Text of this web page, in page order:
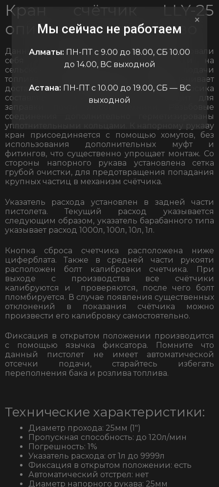
Кран счётчик LLY-25
описание и устройство
Данные пистолеты хорошо зарекомендовали
себя на строительных площадках, и на
сельскохозяйственных работах. Скорость подачи
топлива до 120 литров в минуту что обеспечивает
достаточно быструю заправку. Диаметр носика
составляет 25 миллиметров и подходит для
заправки почти любой техники. Резьбовые
соединения дополнительно герметизированы
уплотнительными кольцами. К напорному рукаву
кран присоединяется с помощью хомутов, без
использования дополнительных муфт и
фитингов, что существенно упрощает монтаж. Со
стороны напорного рукава установлена сетка
грубой очистки, для предотвращения попадания
крупных частиц в механизм счётчика.
Указатель расхода установлен в задней части
пистолета. Текущий расход указывается
следующим образом, указатель барабанного типа
указывает расход 1000л, 100л, 10л, 1л.
Кнопка сброса счетчика расположена ниже
циферблата. Также в средней части рукояти
расположен болт калибровки счетчика. При
выходе с производства все счётчики
калибруются и проверяются, после чего болт
пломбируется. В случае появления существенных
отклонений в показания счётчика можно
произвести его калибровку самостоятельно.
Фиксация в открытом положении производится
с помощью язычка фиксатора. Помните что
данный пистолет не имеет автоматической
отсечки подачи, старайтесь избегать
переполнения бака и розлива топлива.
Технические характеристики:
Диаметр прохода: 25мм (1″)
Пропускная способность: до 120л/мин
Погрешность: 1%
Указатель расхода: от 1л до 9999л
Фиксация в открытом положении: есть
Автоматический отстрел: нет
Диаметр напорного рукава: 25мм
×
Мы сейчас не работаем
Алматы: ПН-ПТ с 9.00 до 18.00, СБ 10.00
до 14.00, ВС выходной
Астана: ПН-ПТ с 10.00 до 19.00, СБ — ВС
выходной